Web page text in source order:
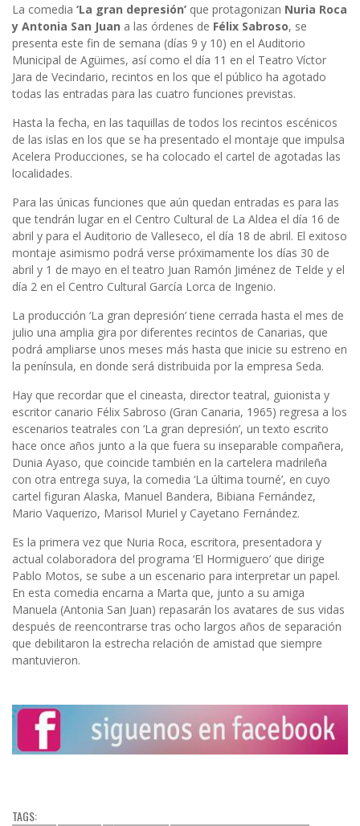
La comedia ‘La gran depresión’ que protagonizan Nuria Roca
y Antonia San Juan a las órdenes de Félix Sabroso, se
presenta este fin de semana (días 9 y 10) en el Auditorio
Municipal de Agüimes, así como el día 11 en el Teatro Víctor
Jara de Vecindario, recintos en los que el público ha agotado
todas las entradas para las cuatro funciones previstas.
Hasta la fecha, en las taquillas de todos los recintos escénicos
de las islas en los que se ha presentado el montaje que impulsa
Acelera Producciones, se ha colocado el cartel de agotadas las
localidades.
Para las únicas funciones que aún quedan entradas es para las
que tendrán lugar en el Centro Cultural de La Aldea el día 16 de
abril y para el Auditorio de Valleseco, el día 18 de abril. El exitoso
montaje asimismo podrá verse próximamente los días 30 de
abril y 1 de mayo en el teatro Juan Ramón Jiménez de Telde y el
día 2 en el Centro Cultural García Lorca de Ingenio.
La producción ‘La gran depresión’ tiene cerrada hasta el mes de
julio una amplia gira por diferentes recintos de Canarias, que
podrá ampliarse unos meses más hasta que inicie su estreno en
la península, en donde será distribuida por la empresa Seda.
Hay que recordar que el cineasta, director teatral, guionista y
escritor canario Félix Sabroso (Gran Canaria, 1965) regresa a los
escenarios teatrales con ‘La gran depresión’, un texto escrito
hace once años junto a la que fuera su inseparable compañera,
Dunia Ayaso, que coincide también en la cartelera madrileña
con otra entrega suya, la comedia ‘La última tourné’, en cuyo
cartel figuran Alaska, Manuel Bandera, Bibiana Fernández,
Mario Vaquerizo, Marisol Muriel y Cayetano Fernández.
Es la primera vez que Nuria Roca, escritora, presentadora y
actual colaboradora del programa ‘El Hormiguero’ que dirige
Pablo Motos, se sube a un escenario para interpretar un papel.
En esta comedia encarna a Marta que, junto a su amiga
Manuela (Antonia San Juan) repasarán los avatares de sus vidas
después de reencontrarse tras ocho largos años de separación
que debilitaron la estrecha relación de amistad que siempre
mantuvieron.
TAGS: